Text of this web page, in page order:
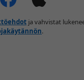
ja vahvistat
.